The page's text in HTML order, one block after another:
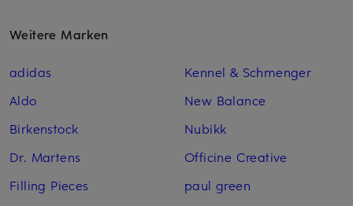
Weitere Marken
adidas
Aldo
Birkenstock
Dr. Martens
Filling Pieces
Kennel & Schmenger
New Balance
Nubikk
Officine Creative
paul green